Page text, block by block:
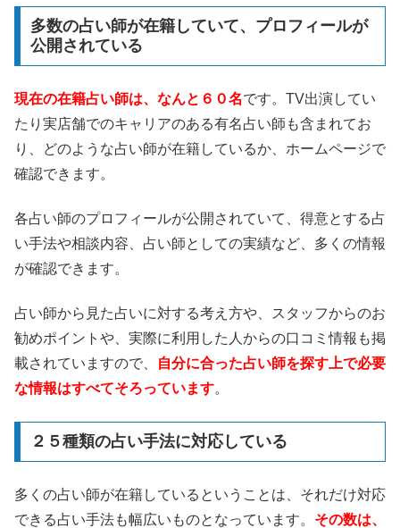
多数の占い師が在籍していて、プロフィールが
公開されている
現在の在籍占い師は、なんと６０名です。TV出演してい
たり実店舗でのキャリアのある有名占い師も含まれてお
り、どのような占い師が在籍しているか、ホームページで
確認できます。
各占い師のプロフィールが公開されていて、得意とする占
い手法や相談内容、占い師としての実績など、多くの情報
が確認できます。
占い師から見た占いに対する考え方や、スタッフからのお
勧めポイントや、実際に利用した人からの口コミ情報も掲
載されていますので、
自分に合った占い師を探す上で必要
な情報はすべてそろっています。
２５種類の占い手法に対応している
多くの占い師が在籍しているということは、それだけ対応
できる占い手法も幅広いものとなっています。 その数は、